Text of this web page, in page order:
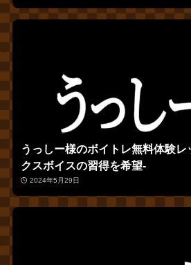
うっしー様のボイトレ無料体験レ
クスボイスの習得を希望‐
2024年5月29日